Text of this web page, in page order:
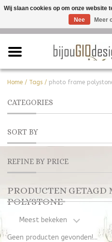
Home / Tags / photo frame
CATEGORIES
SORT BY
REFINE BY PRICE
PRODUCTEN GETAGD
POLYSTONE
Meest bekeken
Geen producten gevonden!...
Wij slaan cookies op om onze website
Nee
Meer